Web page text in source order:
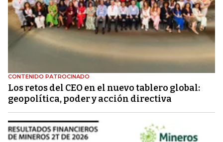
CONTENIDO PATROCINADO
Los retos del CEO en el nuevo tablero global:
geopolítica, poder y acción directiva